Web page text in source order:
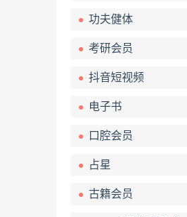
功夫健体
考研会员
抖音短视频
电子书
口腔会员
占星
古籍会员